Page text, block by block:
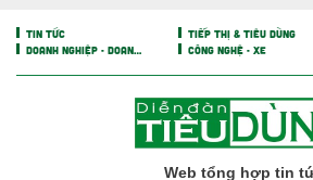
TIN TỨC TIẾP THỊ & TIÊU DÙNG
DOANH NGHIỆP - DOANH NHÂN
CÔNG NGHỆ - XE
Web tổng hợp tin